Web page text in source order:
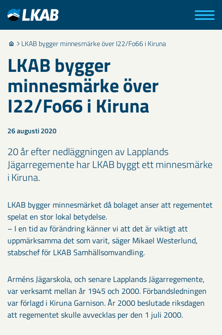
LKAB bygger minnesmärke över I22/Fo66 i Kiruna
LKAB bygger
minnesmärke över
I22/Fo66 i Kiruna
26 augusti 2020
20 år efter nedläggningen av Lapplands
Jägarregemente har LKAB byggt ett minnesmärke
i Kiruna.
LKAB bygger minnesmärket då bolaget anser att regementet
spelat en stor lokal betydelse.
– I en tid av förändring känner vi att det är viktigt att
uppmärksamma det som varit, säger Mikael Westerlund,
stabschef för LKAB Samhällsomvandling.
Arméns Jägarskola, och senare Lapplands Jägarregemente,
var verksamt mellan år 1945 och 2000. Förbandsledningen
var förlagd i Kiruna Garnison. År 2000 beslutade riksdagen
att regementet skulle avvecklas per den 1 juli 2000.